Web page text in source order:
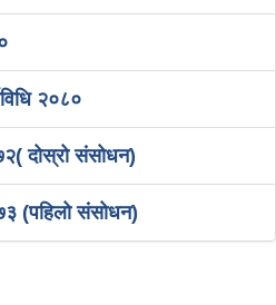
२०८०
दोस्रो संसोधन)
(पहिलो संसोधन)